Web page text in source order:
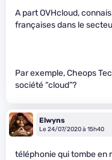
A part OVHcloud,
françaises dans le
Par exemple, Cheops
société “cloud”?
Elwyns
Le 24/07/2020 à 15h40
téléphonie qui tombe en